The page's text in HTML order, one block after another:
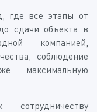
где все этапы от
сдачи объекта в
компанией,
соблюдение
максимальную